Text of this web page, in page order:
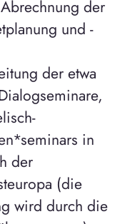
der
und -
der etwa
in
der
(die
wird durch die